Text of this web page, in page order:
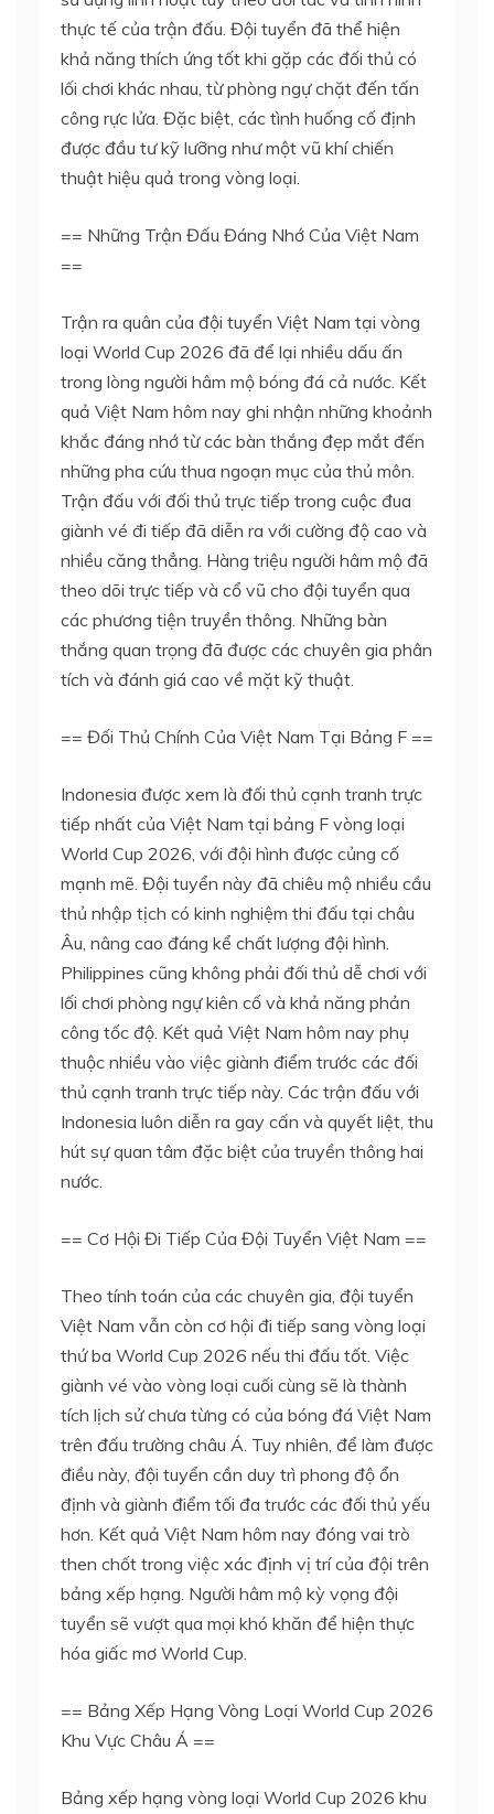
thực tế của trận đấu. Đội tuyển đã thể hiện
khả năng thích ứng tốt khi gặp các đối thủ có
lối chơi khác nhau, từ phòng ngự chặt đến tấn
công rực lửa. Đặc biệt, các tình huống cố định
được đầu tư kỹ lưỡng như một vũ khí chiến
thuật hiệu quả trong vòng loại.
== Những Trận Đấu Đáng Nhớ Của Việt Nam
==
Trận ra quân của đội tuyển Việt Nam tại vòng
loại World Cup 2026 đã để lại nhiều dấu ấn
trong lòng người hâm mộ bóng đá cả nước. Kết
quả Việt Nam hôm nay ghi nhận những khoảnh
khắc đáng nhớ từ các bàn thắng đẹp mắt đến
những pha cứu thua ngoạn mục của thủ môn.
Trận đấu với đối thủ trực tiếp trong cuộc đua
giành vé đi tiếp đã diễn ra với cường độ cao và
nhiều căng thẳng. Hàng triệu người hâm mộ đã
theo dõi trực tiếp và cổ vũ cho đội tuyển qua
các phương tiện truyền thông. Những bàn
thắng quan trọng đã được các chuyên gia phân
tích và đánh giá cao về mặt kỹ thuật.
== Đối Thủ Chính Của Việt Nam Tại Bảng F ==
Indonesia được xem là đối thủ cạnh tranh trực
tiếp nhất của Việt Nam tại bảng F vòng loại
World Cup 2026, với đội hình được củng cố
mạnh mẽ. Đội tuyển này đã chiêu mộ nhiều cầu
thủ nhập tịch có kinh nghiệm thi đấu tại châu
Âu, nâng cao đáng kể chất lượng đội hình.
Philippines cũng không phải đối thủ dễ chơi với
lối chơi phòng ngự kiên cố và khả năng phản
công tốc độ. Kết quả Việt Nam hôm nay phụ
thuộc nhiều vào việc giành điểm trước các đối
thủ cạnh tranh trực tiếp này. Các trận đấu với
Indonesia luôn diễn ra gay cấn và quyết liệt, thu
hút sự quan tâm đặc biệt của truyền thông hai
nước.
== Cơ Hội Đi Tiếp Của Đội Tuyển Việt Nam ==
Theo tính toán của các chuyên gia, đội tuyển
Việt Nam vẫn còn cơ hội đi tiếp sang vòng loại
thứ ba World Cup 2026 nếu thi đấu tốt. Việc
giành vé vào vòng loại cuối cùng sẽ là thành
tích lịch sử chưa từng có của bóng đá Việt Nam
trên đấu trường châu Á. Tuy nhiên, để làm được
điều này, đội tuyển cần duy trì phong độ ổn
định và giành điểm tối đa trước các đối thủ yếu
hơn. Kết quả Việt Nam hôm nay đóng vai trò
then chốt trong việc xác định vị trí của đội trên
bảng xếp hạng. Người hâm mộ kỳ vọng đội
tuyển sẽ vượt qua mọi khó khăn để hiện thực
hóa giấc mơ World Cup.
== Bảng Xếp Hạng Vòng Loại World Cup 2026
Khu Vực Châu Á ==
Bảng xếp hạng vòng loại World Cup 2026 khu